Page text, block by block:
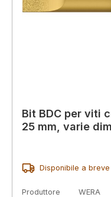
Bit BDC per viti
25 mm, varie
Disponibile a breve
Produttore
WERA